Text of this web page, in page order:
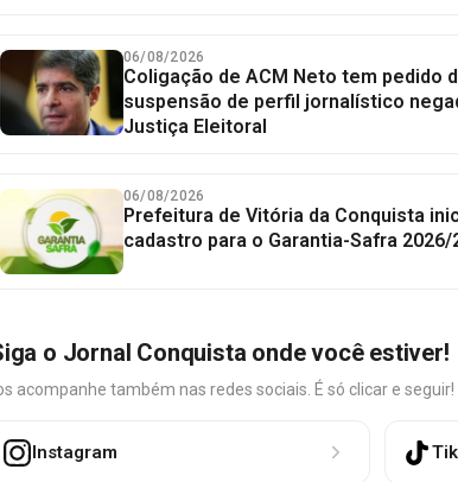
06/08/2026
Coligação de ACM Neto tem pedido
suspensão de perfil jornalístico
Justiça Eleitoral
06/08/2026
Prefeitura de Vitória da Conquista
cadastro para o Garantia-Safra 2026/
o Jornal Conquista onde você estiver!
acompanhe também nas redes sociais. É só clicar e seguir!
Instagram